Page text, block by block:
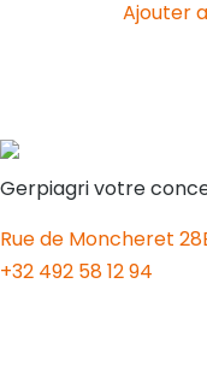
Ajouter
Gerpiagri votre
Rue de Moncheret
+32 492 58 12 94